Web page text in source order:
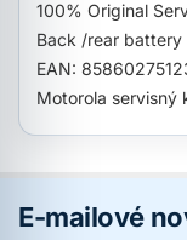
100% Original
Back /rear battery
EAN:
Motorola servisný
E-mailové